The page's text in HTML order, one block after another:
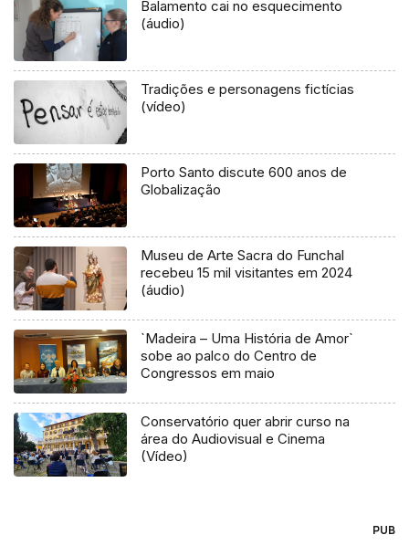
Balamento cai no esquecimento
(áudio)
Tradições e personagens fictícias
(vídeo)
Porto Santo discute 600 anos de
Globalização
Museu de Arte Sacra do Funchal
recebeu 15 mil visitantes em 2024
(áudio)
`Madeira – Uma História de Amor`
sobe ao palco do Centro de
Congressos em maio
Conservatório quer abrir curso na
área do Audiovisual e Cinema
(Vídeo)
PUB